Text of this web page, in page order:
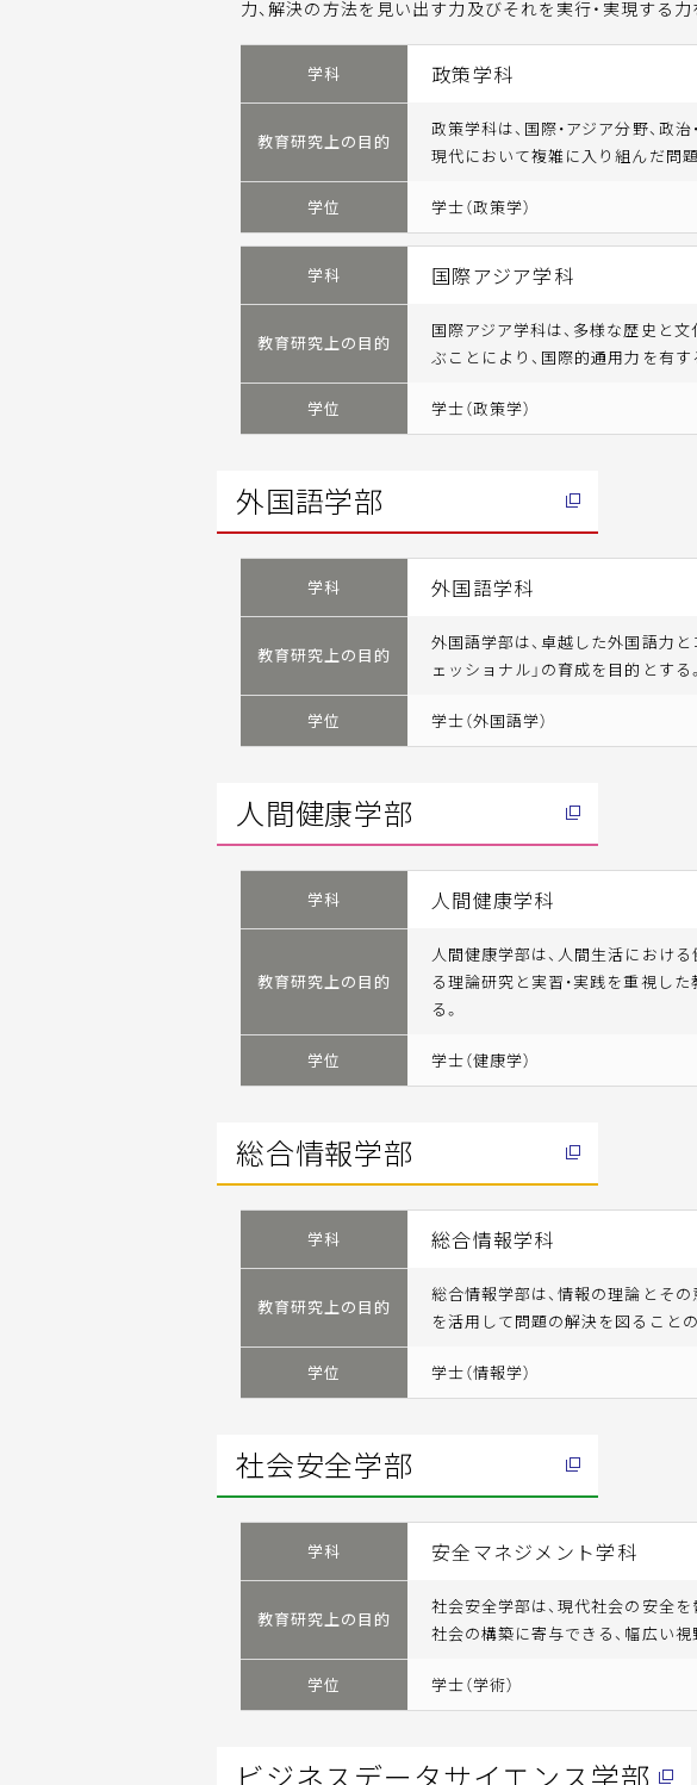
力、解決の方法を見い出す力及びそれを実行・実現する
学科 政策学科
教育研究上の目的
政策学科は、国際・アジア分野、政
現代において複雑に入り組んだ問
学位 学士（政策学）
学科 国際アジア学科
教育研究上の目的
国際アジア学科は、多様な歴史と
ぶことにより、国際的通用力を有す
学位 学士（政策学）
外国語学部
学科 外国語学科
教育研究上の目的
外国語学部は、卓越した外国語力
ェッショナル」の育成を目的とする。
学位 学士（外国語学）
人間健康学部
学科 人間健康学科
教育研究上の目的
人間健康学部は、人間生活におけ
る理論研究と実習・実践を重視し
る。
学位 学士（健康学）
総合情報学部
学科 総合情報学科
教育研究上の目的
総合情報学部は、情報の理論とそ
を活用して問題の解決を図ること
学位 学士（情報学）
社会安全学部
学科 安全マネジメント学科
教育研究上の目的
社会安全学部は、現代社会の安全
社会の構築に寄与できる、幅広い
学位 学士（学術）